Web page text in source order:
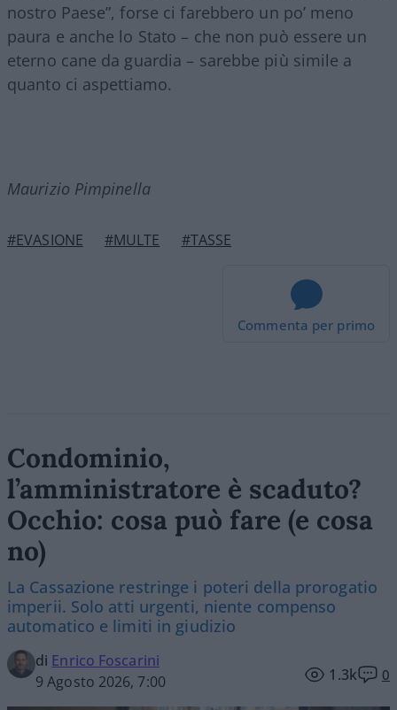
nostro Paese”, forse ci farebbero un po’ meno
paura e anche lo Stato – che non può essere un
eterno cane da guardia – sarebbe più simile a
quanto ci aspettiamo.
Maurizio Pimpinella
#EVASIONE #MULTE #TASSE
Commenta per primo
Condominio,
l’amministratore è scaduto?
Occhio: cosa può fare (e cosa
no)
La Cassazione restringe i poteri della prorogatio
imperii. Solo atti urgenti, niente compenso
automatico e limiti in giudizio
di Enrico Foscarini
9 Agosto 2026, 7:00
1.3k 0